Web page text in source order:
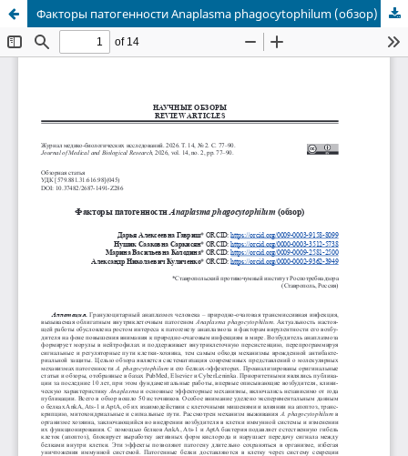
Факторы патогенности Anaplasma phagocytophilum (обзор)